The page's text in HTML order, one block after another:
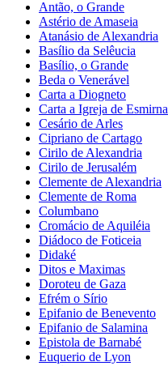
Antão, o Grande
Astério de Amaseia
Atanásio de Alexandria
Basílio da Selêucia
Basílio, o Grande
Beda o Venerável
Carta a Diogneto
Carta a Igreja de Esmirna
Cesário de Arles
Cipriano de Cartago
Cirilo de Alexandria
Cirilo de Jerusalém
Clemente de Alexandria
Clemente de Roma
Columbano
Cromácio de Aquiléia
Diádoco de Foticeia
Didaké
Ditos e Maximas
Doroteu de Gaza
Efrém o Sírio
Epifanio de Benevento
Epifanio de Salamina
Epistola de Barnabé
Euquerio de Lyon